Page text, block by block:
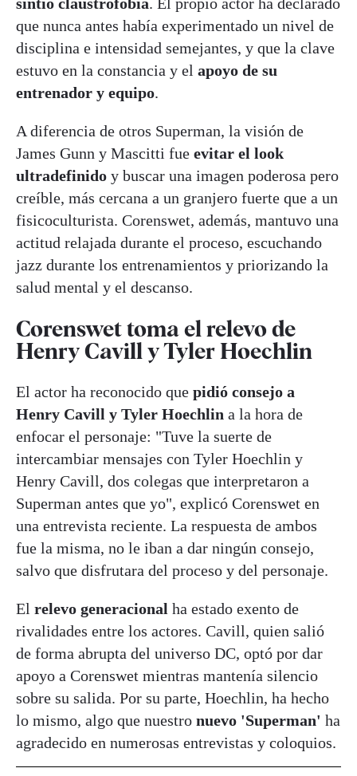
que nunca antes había experimentado un nivel de
disciplina e intensidad semejantes, y que la clave
estuvo en la constancia y el apoyo de su
entrenador y equipo.
A diferencia de otros Superman, la visión de
James Gunn y Mascitti fue evitar el look
ultradefinido y buscar una imagen poderosa pero
creíble, más cercana a un granjero fuerte que a un
fisicoculturista. Corenswet, además, mantuvo una
actitud relajada durante el proceso, escuchando
jazz durante los entrenamientos y priorizando la
salud mental y el descanso.
Corenswet toma el relevo de
Henry Cavill y Tyler Hoechlin
El actor ha reconocido que pidió consejo a
Henry Cavill y Tyler Hoechlin a la hora de
enfocar el personaje: "Tuve la suerte de
intercambiar mensajes con Tyler Hoechlin y
Henry Cavill, dos colegas que interpretaron a
Superman antes que yo", explicó Corenswet en
una entrevista reciente. La respuesta de ambos
fue la misma, no le iban a dar ningún consejo,
salvo que disfrutara del proceso y del personaje.
El relevo generacional ha estado exento de
rivalidades entre los actores. Cavill, quien salió
de forma abrupta del universo DC, optó por dar
apoyo a Corenswet mientras mantenía silencio
sobre su salida. Por su parte, Hoechlin, ha hecho
lo mismo, algo que nuestro nuevo 'Superman' ha
agradecido en numerosas entrevistas y coloquios.